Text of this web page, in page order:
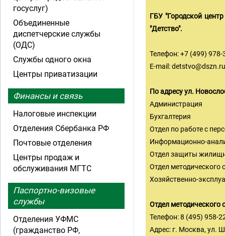
ГБУ "Городской
"Детство".
Телефон: +7 (499) 978-
E-mail:detstvo@dszn.ru
По адресу ул.
Администрация
Бухгалтерия
Отдел по работе с
Информационно-
Отдел защиты
Отдел методического
Хозяйственно-
Отдел методического
Телефон: 8 (495) 958-
Адрес: г. Москва, ул.
госуслуг)
Объединенные
диспетчерские службы
(ОДС)
Службы одного окна
Центры приватизации
Финансы и связь
Налоговые инспекции
Отделения Сбербанка РФ
Почтовые отделения
Центры продаж и
обслуживания МГТС
Паспортно-визовые
службы
Отделения УФМС
(гражданство РФ,